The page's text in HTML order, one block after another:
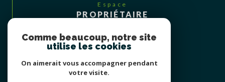
Espace
PROPRIÉTAIRE
Comme beaucoup, notre site
utilise les cookies
On aimerait vous accompagner pendant
votre visite.